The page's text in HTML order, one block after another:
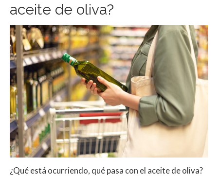
aceite de oliva?
¿Qué está ocurriendo, qué pasa con el aceite de oliva?